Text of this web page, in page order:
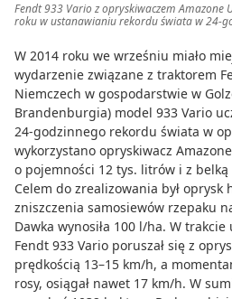
Fendt 933 Vario z opryskiwaczem Amazone
roku w ustanawianiu rekordu świata w 24-
W 2014 roku we wrześniu miało
wydarzenie związane z traktorem
Niemczech w gospodarstwie w
Brandenburgia) model 933 Vario
24-godzinnego rekordu świata w
wykorzystano opryskiwacz
o pojemności 12 tys. litrów i z
Celem do zrealizowania był oprysk
zniszczenia samosiewów rzepaku
Dawka wynosiła 100 l/ha. W
Fendt 933 Vario poruszał się z
prędkością 13–15 km/h, a
rosy, osiągał nawet 17 km/h. W